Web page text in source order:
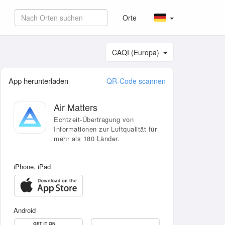
Orte
CAQI (Europa)
App herunterladen QR-Code scannen
Air Matters
Echtzeit-Übertragung von
Informationen zur Luftqualität für
mehr als 180 Länder.
iPhone, iPad
Android